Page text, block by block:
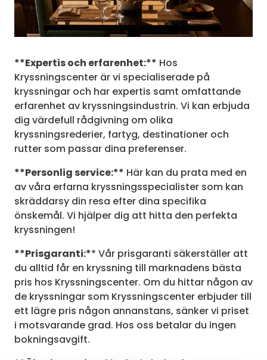
**Expertis och erfarenhet:** Hos
Kryssningscenter är vi specialiserade på
kryssningar och har expertis samt omfattande
erfarenhet av kryssningsindustrin. Vi kan erbjuda
dig värdefull rådgivning om olika
kryssningsrederier, fartyg, destinationer och
rutter som passar dina preferenser.
**Personlig service:** Här kan du prata med en
av våra erfarna kryssningsspecialister som kan
skräddarsy din resa efter dina specifika
önskemål. Vi hjälper dig att hitta den perfekta
kryssningen!
**Prisgaranti:** Vår prisgaranti säkerställer att
du alltid får en kryssning till marknadens bästa
pris hos Kryssningscenter. Om du hittar någon av
de kryssningar som Kryssningscenter erbjuder till
ett lägre pris någon annanstans, sänker vi priset
i motsvarande grad. Hos oss betalar du ingen
bokningsavgift.